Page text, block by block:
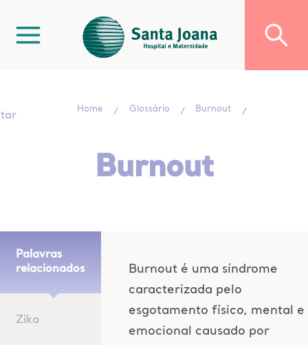
Home Glossário Burnout
Burnout
Palavras
relacionados
Zika
Burnout é uma síndrome
caracterizada pelo
esgotamento físico, mental e
emocional causado por